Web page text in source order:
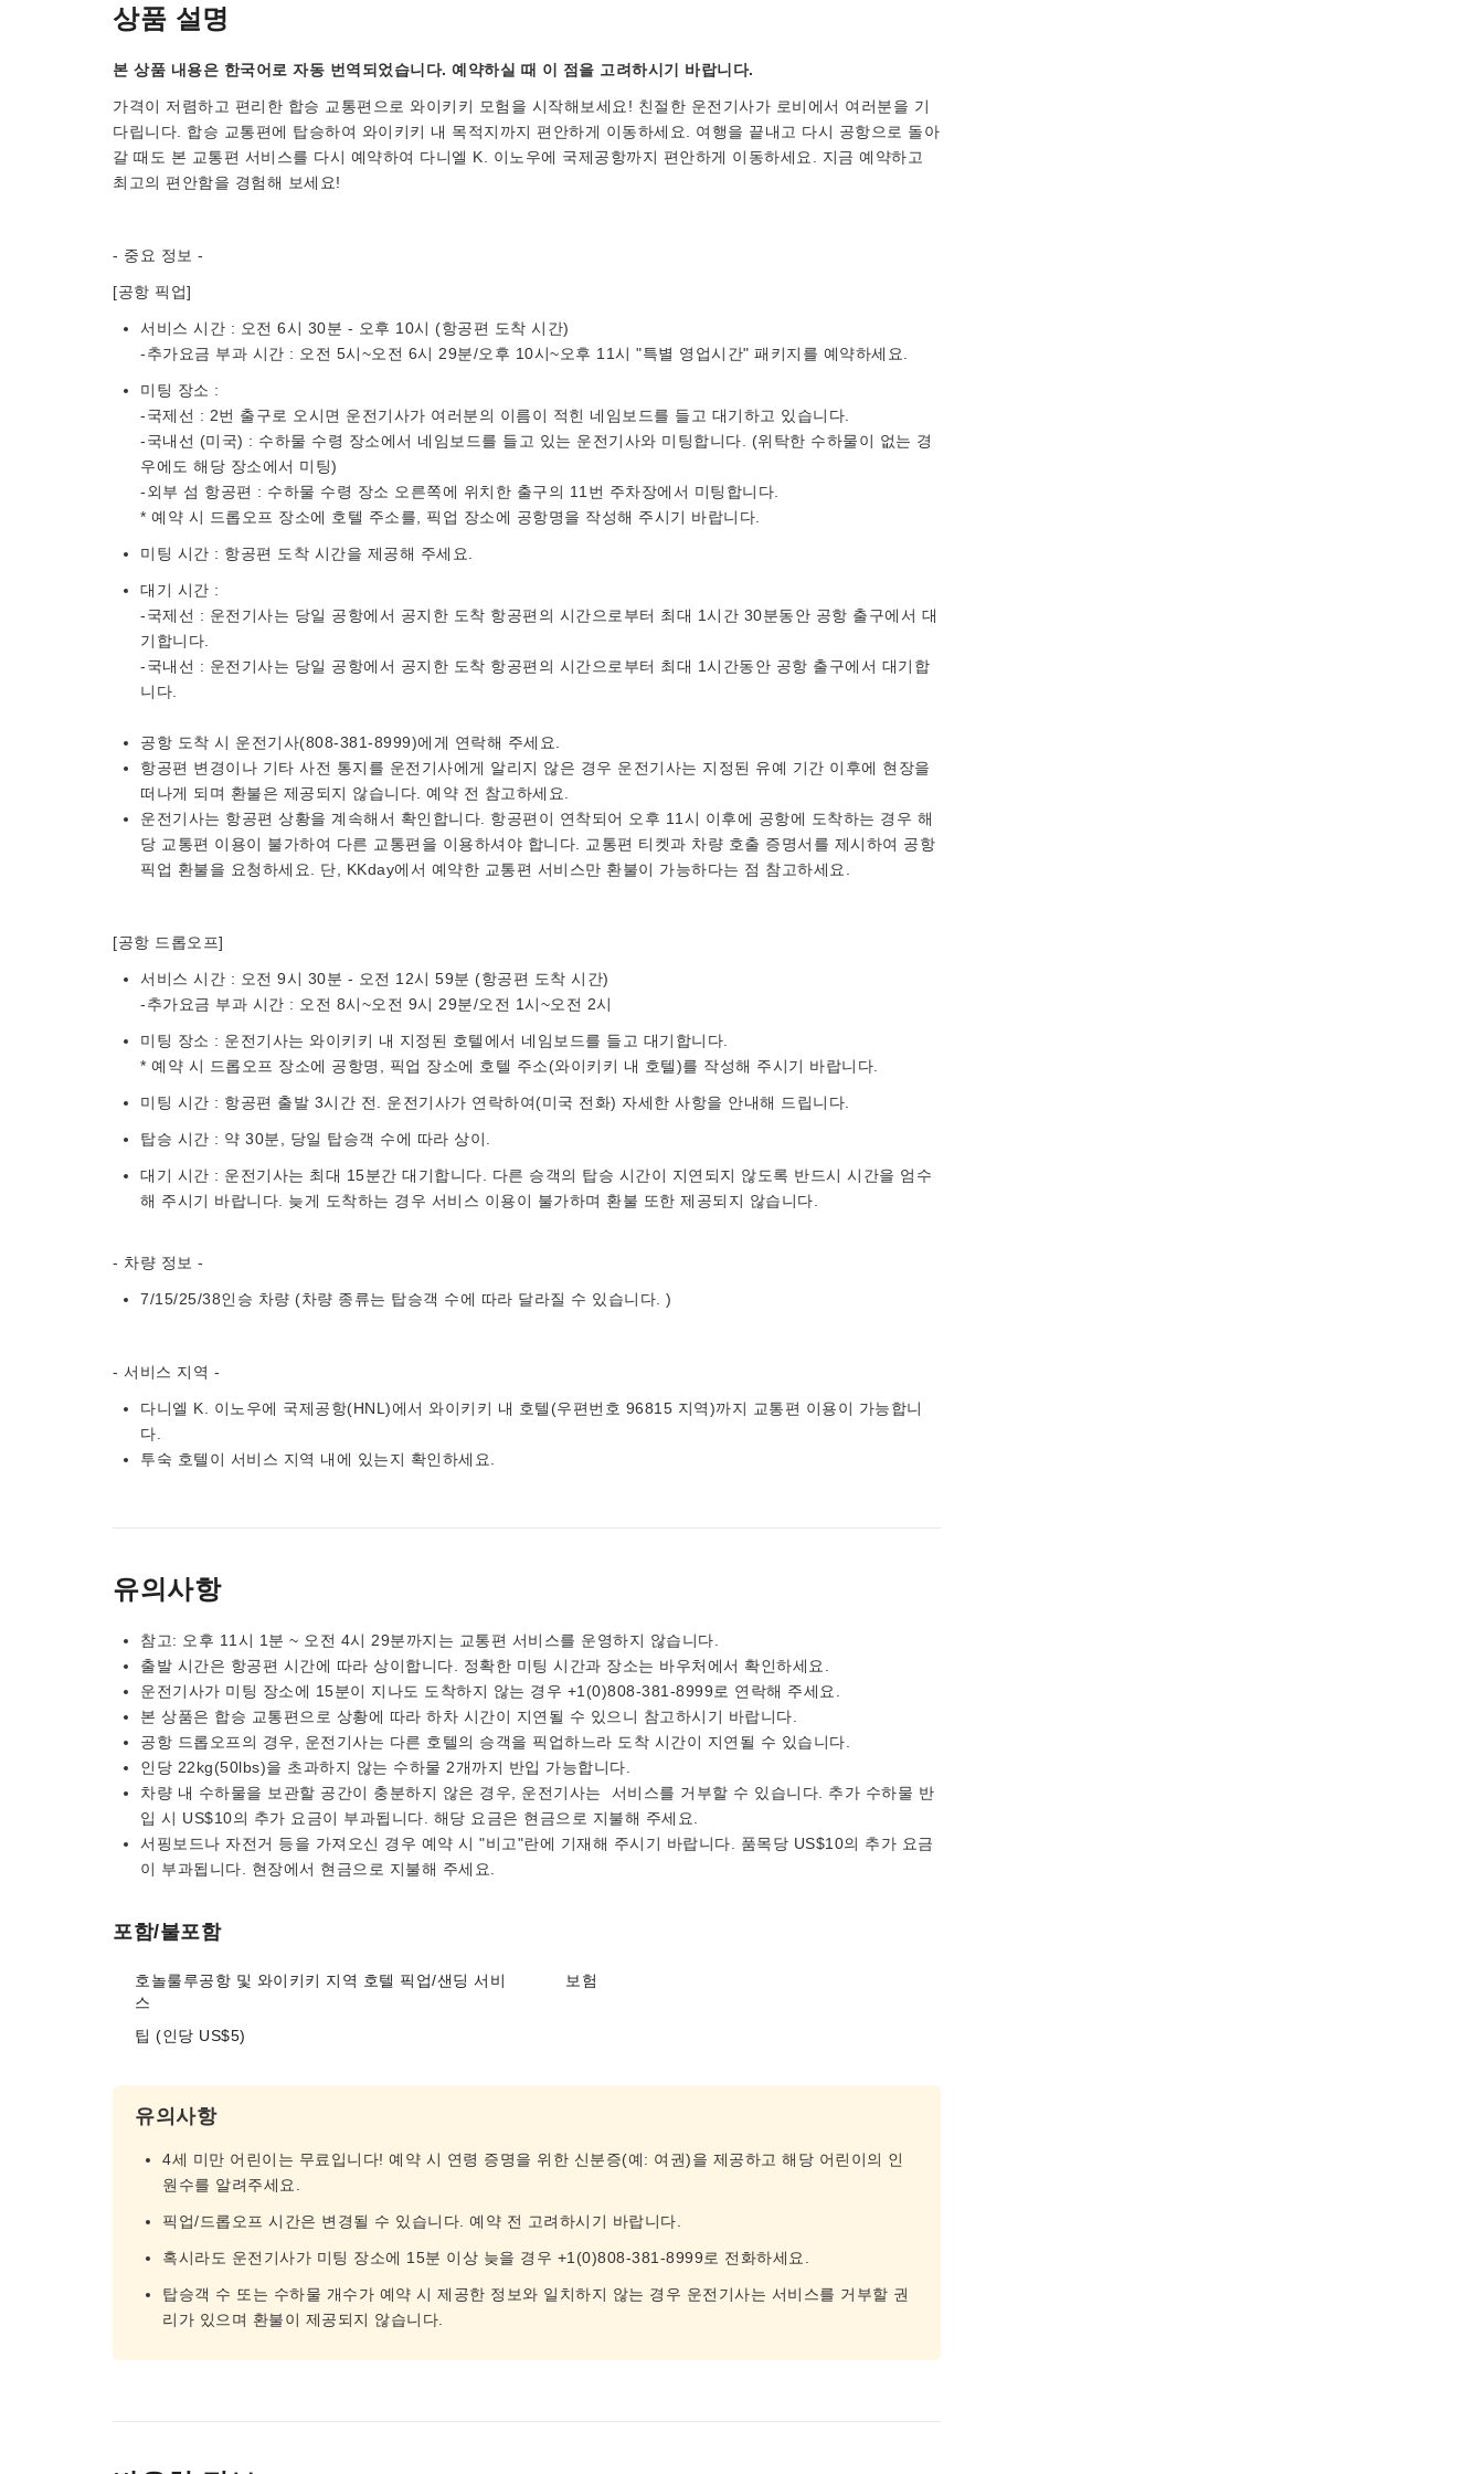
상품 설명
본 상품 내용은 한국어로 자동 번역되었습니다. 예약하실 때 이 점을 고려하시기 바랍니다.
가격이 저렴하고 편리한 합승 교통편으로 와이키키 모험을 시작해보세요! 친절한 운전기사가 로비에서 여러분을 기
다립니다. 합승 교통편에 탑승하여 와이키키 내 목적지까지 편안하게 이동하세요. 여행을 끝내고 다시 공항으로 돌아
갈 때도 본 교통편 서비스를 다시 예약하여 다니엘 K. 이노우에 국제공항까지 편안하게 이동하세요. 지금 예약하고
최고의 편안함을 경험해 보세요!
- 중요 정보 -
[공항 픽업]
서비스 시간 : 오전 6시 30분 - 오후 10시 (항공편 도착 시간)
-추가요금 부과 시간 : 오전 5시~오전 6시 29분/오후 10시~오후 11시 "특별 영업시간" 패키지를 예약하세요.
미팅 장소 :
-국제선 : 2번 출구로 오시면 운전기사가 여러분의 이름이 적힌 네임보드를 들고 대기하고 있습니다.
-국내선 (미국) : 수하물 수령 장소에서 네임보드를 들고 있는 운전기사와 미팅합니다. (위탁한 수하물이 없는 경
우에도 해당 장소에서 미팅)
-외부 섬 항공편 : 수하물 수령 장소 오른쪽에 위치한 출구의 11번 주차장에서 미팅합니다.
* 예약 시 드롭오프 장소에 호텔 주소를, 픽업 장소에 공항명을 작성해 주시기 바랍니다.
미팅 시간 : 항공편 도착 시간을 제공해 주세요.
대기 시간 :
-국제선 : 운전기사는 당일 공항에서 공지한 도착 항공편의 시간으로부터 최대 1시간 30분동안 공항 출구에서 대
기합니다.
-국내선 : 운전기사는 당일 공항에서 공지한 도착 항공편의 시간으로부터 최대 1시간동안 공항 출구에서 대기합
니다.
공항 도착 시 운전기사(808-381-8999)에게 연락해 주세요.
항공편 변경이나 기타 사전 통지를 운전기사에게 알리지 않은 경우 운전기사는 지정된 유예 기간 이후에 현장을
떠나게 되며 환불은 제공되지 않습니다. 예약 전 참고하세요.
운전기사는 항공편 상황을 계속해서 확인합니다. 항공편이 연착되어 오후 11시 이후에 공항에 도착하는 경우 해
당 교통편 이용이 불가하여 다른 교통편을 이용하셔야 합니다. 교통편 티켓과 차량 호출 증명서를 제시하여 공항
픽업 환불을 요청하세요. 단, KKday에서 예약한 교통편 서비스만 환불이 가능하다는 점 참고하세요.
[공항 드롭오프]
서비스 시간 : 오전 9시 30분 - 오전 12시 59분 (항공편 도착 시간)
-추가요금 부과 시간 : 오전 8시~오전 9시 29분/오전 1시~오전 2시
미팅 장소 : 운전기사는 와이키키 내 지정된 호텔에서 네임보드를 들고 대기합니다.
* 예약 시 드롭오프 장소에 공항명, 픽업 장소에 호텔 주소(와이키키 내 호텔)를 작성해 주시기 바랍니다.
미팅 시간 : 항공편 출발 3시간 전. 운전기사가 연락하여(미국 전화) 자세한 사항을 안내해 드립니다.
탑승 시간 : 약 30분, 당일 탑승객 수에 따라 상이.
대기 시간 : 운전기사는 최대 15분간 대기합니다. 다른 승객의 탑승 시간이 지연되지 않도록 반드시 시간을 엄수
해 주시기 바랍니다. 늦게 도착하는 경우 서비스 이용이 불가하며 환불 또한 제공되지 않습니다.
- 차량 정보 -
7/15/25/38인승 차량 (차량 종류는 탑승객 수에 따라 달라질 수 있습니다. )
- 서비스 지역 -
다니엘 K. 이노우에 국제공항(HNL)에서 와이키키 내 호텔(우편번호 96815 지역)까지 교통편 이용이 가능합니
다.
투숙 호텔이 서비스 지역 내에 있는지 확인하세요.
유의사항
참고: 오후 11시 1분 ~ 오전 4시 29분까지는 교통편 서비스를 운영하지 않습니다.
출발 시간은 항공편 시간에 따라 상이합니다. 정확한 미팅 시간과 장소는 바우처에서 확인하세요.
운전기사가 미팅 장소에 15분이 지나도 도착하지 않는 경우 +1(0)808-381-8999로 연락해 주세요.
본 상품은 합승 교통편으로 상황에 따라 하차 시간이 지연될 수 있으니 참고하시기 바랍니다.
공항 드롭오프의 경우, 운전기사는 다른 호텔의 승객을 픽업하느라 도착 시간이 지연될 수 있습니다.
인당 22kg(50lbs)을 초과하지 않는 수하물 2개까지 반입 가능합니다.
차량 내 수하물을 보관할 공간이 충분하지 않은 경우, 운전기사는 서비스를 거부할 수 있습니다. 추가 수하물 반
입 시 US$10의 추가 요금이 부과됩니다. 해당 요금은 현금으로 지불해 주세요.
서핑보드나 자전거 등을 가져오신 경우 예약 시 "비고"란에 기재해 주시기 바랍니다. 품목당 US$10의 추가 요금
이 부과됩니다. 현장에서 현금으로 지불해 주세요.
포함/불포함
호놀룰루공항 및 와이키키 지역 호텔 픽업/샌딩 서비
스
팁 (인당 US$5)
보험
유의사항
4세 미만 어린이는 무료입니다! 예약 시 연령 증명을 위한 신분증(예: 여권)을 제공하고 해당 어린이의 인
원수를 알려주세요.
픽업/드롭오프 시간은 변경될 수 있습니다. 예약 전 고려하시기 바랍니다.
혹시라도 운전기사가 미팅 장소에 15분 이상 늦을 경우 +1(0)808-381-8999로 전화하세요.
탑승객 수 또는 수하물 개수가 예약 시 제공한 정보와 일치하지 않는 경우 운전기사는 서비스를 거부할 권
리가 있으며 환불이 제공되지 않습니다.